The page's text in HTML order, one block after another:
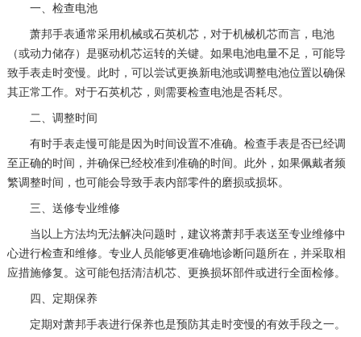
一、检查电池
萧邦手表通常采用机械或石英机芯，对于机械机芯而言，电池
（或动力储存）是驱动机芯运转的关键。如果电池电量不足，可能导
致手表走时变慢。此时，可以尝试更换新电池或调整电池位置以确保
其正常工作。对于石英机芯，则需要检查电池是否耗尽。
二、调整时间
有时手表走慢可能是因为时间设置不准确。检查手表是否已经调
至正确的时间，并确保已经校准到准确的时间。此外，如果佩戴者频
繁调整时间，也可能会导致手表内部零件的磨损或损坏。
三、送修专业维修
当以上方法均无法解决问题时，建议将萧邦手表送至专业维修中
心进行检查和维修。专业人员能够更准确地诊断问题所在，并采取相
应措施修复。这可能包括清洁机芯、更换损坏部件或进行全面检修。
四、定期保养
定期对萧邦手表进行保养也是预防其走时变慢的有效手段之一。